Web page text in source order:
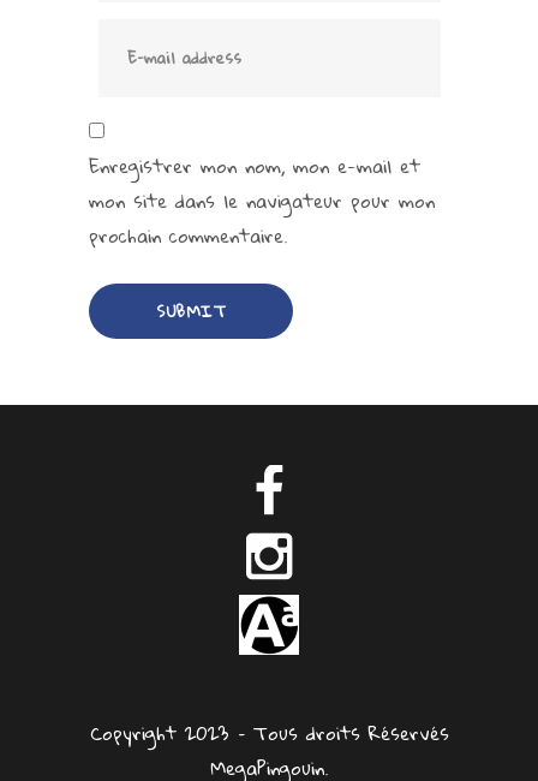
Enregistrer mon nom, mon e-mail et
mon site dans le navigateur pour mon
prochain commentaire.
Copyright 2023 – Tous droits Réservés
MegaPingouin.